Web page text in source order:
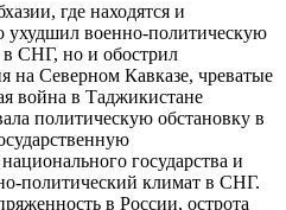
где находятся и
ухудшил военно-политическую
в СНГ, но и обострил
Северном Кавказе, чреватые
война в Таджикистане
политическую обстановку в
государства и
политический климат в СНГ.
в России, острота